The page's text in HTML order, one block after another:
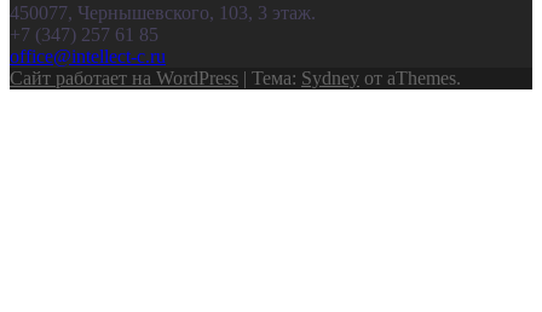
450077, Чернышевского, 103, 3 этаж.
+7 (347) 257 61 85
office@intellect-c.ru
Сайт работает на WordPress | Тема: Sydney от aThemes.